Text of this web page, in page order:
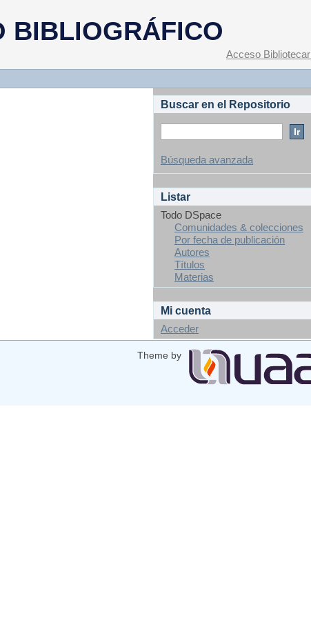
BIBLIOGRÁFICO
Acceso
Buscar en el Repositorio
Búsqueda avanzada
Listar
Todo DSpace
Comunidades & colecciones
Por fecha de publicación
Autores
Títulos
Materias
Mi cuenta
Acceder
Theme by